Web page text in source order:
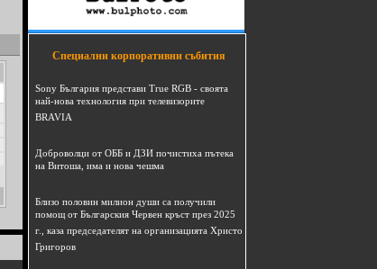
Специални корпоративни събития
Sony България представи True RGB - своята
най-нова технология при телевизорите
BRAVIA
Доброволци от ОББ и ДЗИ почистиха пътека
на Витоша, има и нова чешма
Близо половин милион души са получили
помощ от Българския Червен кръст през 2025
г., каза председателят на организацията Христо
Григоров